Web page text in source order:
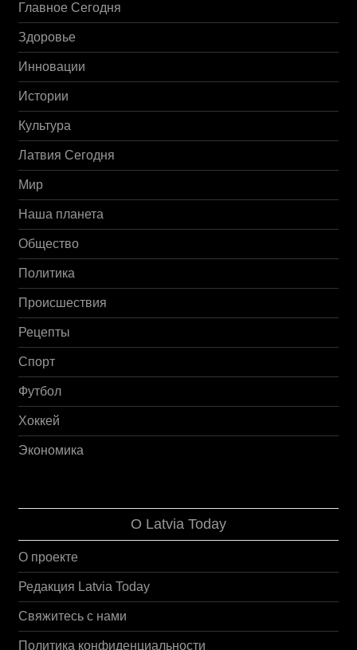
Главное Сегодня
Здоровье
Инновации
Истории
Культура
Латвия Сегодня
Мир
Наша планета
Общество
Политика
Происшествия
Рецепты
Спорт
Футбол
Хоккей
Экономика
О Latvia Today
О проекте
Редакция Latvia Today
Свяжитесь с нами
Политика конфиденциальности